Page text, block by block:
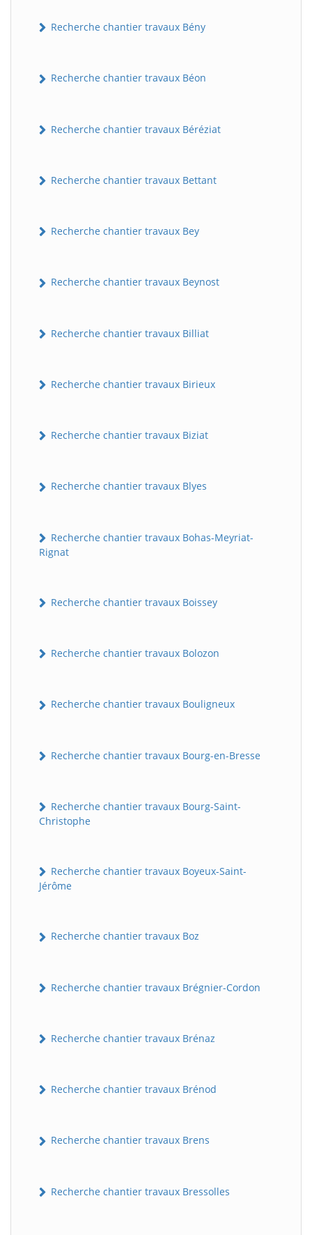
Recherche chantier travaux Bény
Recherche chantier travaux Béon
Recherche chantier travaux Béréziat
Recherche chantier travaux Bettant
Recherche chantier travaux Bey
Recherche chantier travaux Beynost
Recherche chantier travaux Billiat
Recherche chantier travaux Birieux
Recherche chantier travaux Biziat
Recherche chantier travaux Blyes
Recherche chantier travaux Bohas-Meyriat-
Rignat
Recherche chantier travaux Boissey
Recherche chantier travaux Bolozon
Recherche chantier travaux Bouligneux
Recherche chantier travaux Bourg-en-Bresse
Recherche chantier travaux Bourg-Saint-
Christophe
Recherche chantier travaux Boyeux-Saint-
Jérôme
Recherche chantier travaux Boz
Recherche chantier travaux Brégnier-Cordon
Recherche chantier travaux Brénaz
Recherche chantier travaux Brénod
Recherche chantier travaux Brens
Recherche chantier travaux Bressolles